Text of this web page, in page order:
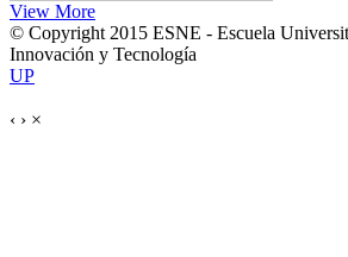
View More
© Copyright 2015 ESNE - Escuela
Innovación y Tecnología
UP
‹ › ×